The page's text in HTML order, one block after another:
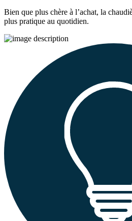
Bien que plus chère à l’achat, la
plus pratique au quotidien.